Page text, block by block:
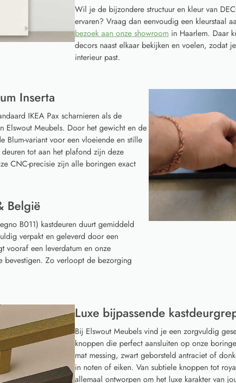
Wil je de bijzondere structuur en kleur van
ervaren? Vraag dan eenvoudig een kleurstaal
bezoek aan onze showroomin Haarlem. Daar
decors naast elkaar bekijken en voelen, zodat
interieur past.
Inserta
IKEA Pax scharnieren als de
Elswout Meubels. Door het gewicht en de
Blum-variant voor een vloeiende en stille
tot aan het plafond zijn deze
CNC-precisie zijn alle boringen exact
België
B011) kastdeuren duurt gemiddeld
verpakt en geleverd door een
vooraf een leverdatum en onze
bevestigen. Zo verloopt de bezorging
Luxe bijpassende
Bij Elswout Meubels vind je een zorgvuldig
knoppen die perfect aansluiten op onze
mat messing, zwart geborsteld antraciet of
in noten of eiken. Van subtiele knoppen tot
allemaal ontworpen om het luxe karakter van